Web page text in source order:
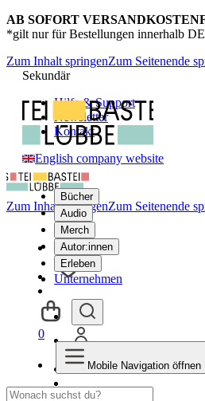
AB SOFORT
*gilt nur für Bestellungen innerhalb DE
Zum Inhalt springenZum Seitenende
Sekundär
Hilfe & Support
Newsletter
Kontakt
English company website
Bücher
Audio
Merch
Autor:innen
Erleben
Unternehmen
Zum Inhalt springenZum Seitenende
0
Mobile Navigation öffnen